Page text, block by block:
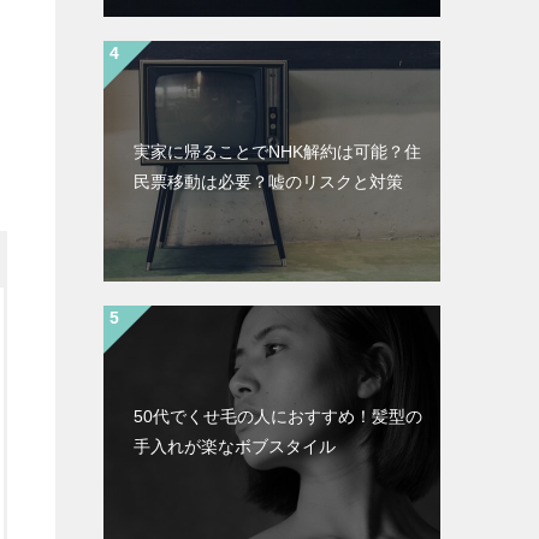
実家に帰ることでNHK解約は可能？住
民票移動は必要？嘘のリスクと対策
50代でくせ毛の人におすすめ！髪型の
手入れが楽なボブスタイル